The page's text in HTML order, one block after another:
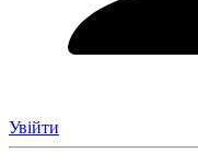
Увійти